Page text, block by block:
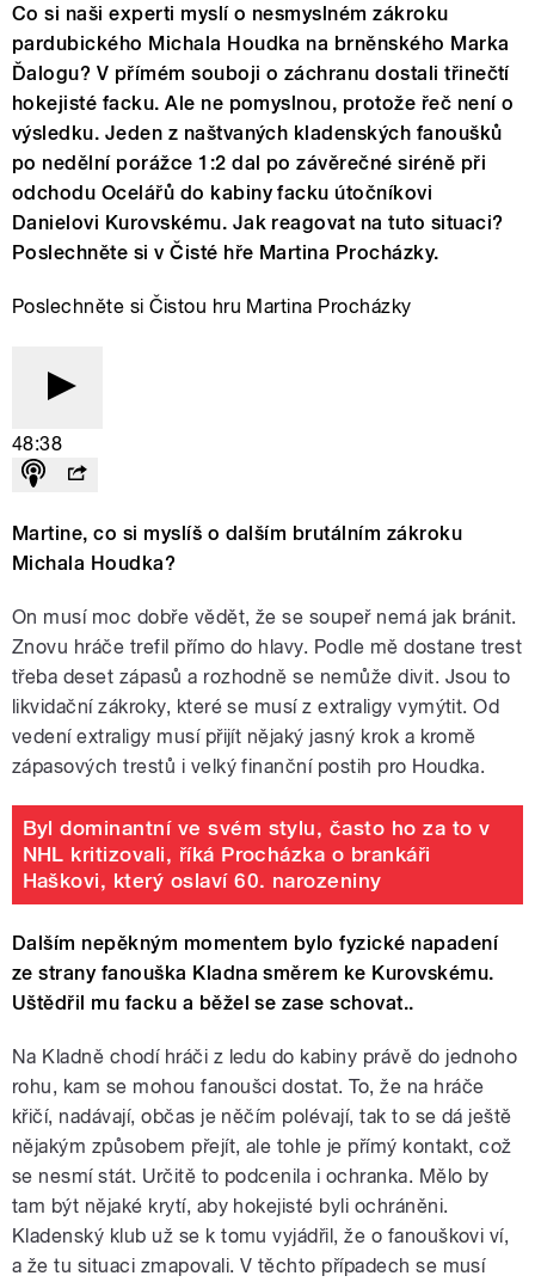
Co si naši experti myslí o nesmyslném zákroku
pardubického Michala Houdka na brněnského Marka
Ďalogu? V přímém souboji o záchranu dostali třinečtí
hokejisté facku. Ale ne pomyslnou, protože řeč není o
výsledku. Jeden z naštvaných kladenských fanoušků
po nedělní porážce 1:2 dal po závěrečné siréně při
odchodu Ocelářů do kabiny facku útočníkovi
Danielovi Kurovskému. Jak reagovat na tuto situaci?
Poslechněte si v Čisté hře Martina Procházky.
Poslechněte si Čistou hru Martina Procházky
48:38
Martine, co si myslíš o dalším brutálním zákroku
Michala Houdka?
On musí moc dobře vědět, že se soupeř nemá jak bránit.
Znovu hráče trefil přímo do hlavy. Podle mě dostane trest
třeba deset zápasů a rozhodně se nemůže divit. Jsou to
likvidační zákroky, které se musí z extraligy vymýtit. Od
vedení extraligy musí přijít nějaký jasný krok a kromě
zápasových trestů i velký finanční postih pro Houdka.
Byl dominantní ve svém stylu, často ho za to v
NHL kritizovali, říká Procházka o brankáři
Haškovi, který oslaví 60. narozeniny
Dalším nepěkným momentem bylo fyzické napadení
ze strany fanouška Kladna směrem ke Kurovskému.
Uštědřil mu facku a běžel se zase schovat..
Na Kladně chodí hráči z ledu do kabiny právě do jednoho
rohu, kam se mohou fanoušci dostat. To, že na hráče
křičí, nadávají, občas je něčím polévají, tak to se dá ještě
nějakým způsobem přejít, ale tohle je přímý kontakt, což
se nesmí stát. Určitě to podcenila i ochranka. Mělo by
tam být nějaké krytí, aby hokejisté byli ochráněni.
Kladenský klub už se k tomu vyjádřil, že o fanouškovi ví,
a že tu situaci zmapovali. V těchto případech se musí